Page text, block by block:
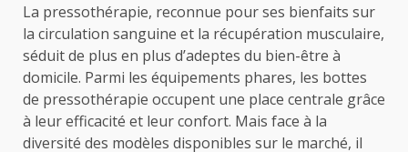
La pressothérapie, reconnue pour ses bienfaits sur
la circulation sanguine et la récupération musculaire,
séduit de plus en plus d’adeptes du bien-être à
domicile. Parmi les équipements phares, les bottes
de pressothérapie occupent une place centrale grâce
à leur efficacité et leur confort. Mais face à la
diversité des modèles disponibles sur le marché, il